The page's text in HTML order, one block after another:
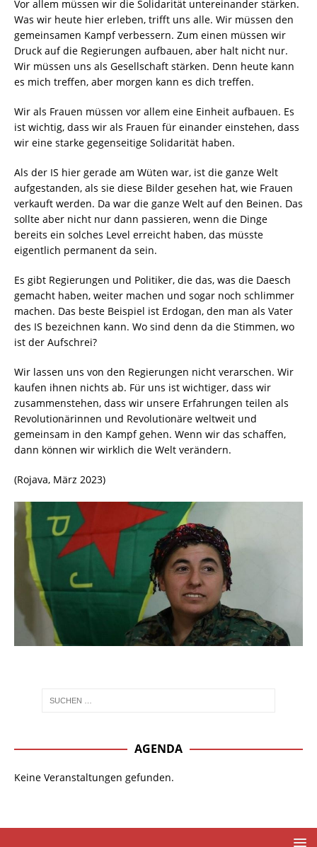
Vor allem müssen wir die Solidarität untereinander stärken.
Was wir heute hier erleben, trifft uns alle. Wir müssen den
gemeinsamen Kampf verbessern. Zum einen müssen wir
Druck auf die Regierungen aufbauen, aber halt nicht nur.
Wir müssen uns als Gesellschaft stärken. Denn heute kann
es mich treffen, aber morgen kann es dich treffen.
Wir als Frauen müssen vor allem eine Einheit aufbauen. Es
ist wichtig, dass wir als Frauen für einander einstehen, dass
wir eine starke gegenseitige Solidarität haben.
Als der IS hier gerade am Wüten war, ist die ganze Welt
aufgestanden, als sie diese Bilder gesehen hat, wie Frauen
verkauft werden. Da war die ganze Welt auf den Beinen. Das
sollte aber nicht nur dann passieren, wenn die Dinge
bereits ein solches Level erreicht haben, das müsste
eigentlich permanent da sein.
Es gibt Regierungen und Politiker, die das, was die Daesch
gemacht haben, weiter machen und sogar noch schlimmer
machen. Das beste Beispiel ist Erdogan, den man als Vater
des IS bezeichnen kann. Wo sind denn da die Stimmen, wo
ist der Aufschrei?
Wir lassen uns von den Regierungen nicht verarschen. Wir
kaufen ihnen nichts ab. Für uns ist wichtiger, dass wir
zusammenstehen, dass wir unsere Erfahrungen teilen als
Revolutionärinnen und Revolutionäre weltweit und
gemeinsam in den Kampf gehen. Wenn wir das schaffen,
dann können wir wirklich die Welt verändern.
(Rojava, März 2023)
AGENDA
Keine Veranstaltungen gefunden.